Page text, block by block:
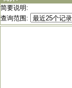
简要说明:
查询范围: